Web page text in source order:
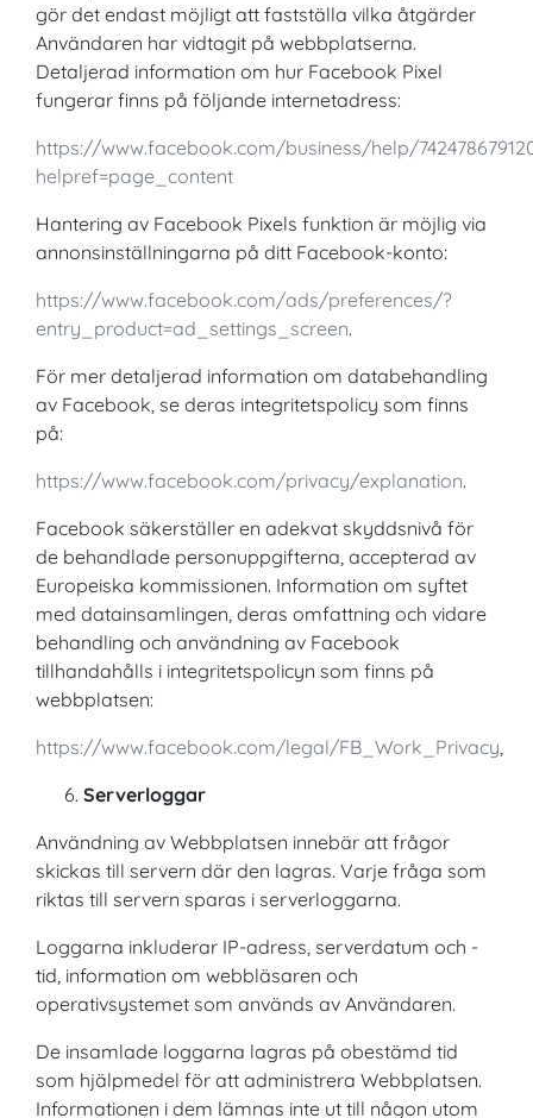
gör det endast möjligt att fastställa vilka åtgärder
Användaren har vidtagit på webbplatserna.
Detaljerad information om hur Facebook Pixel
fungerar finns på följande internetadress:
https://www.facebook.com/business/help/
helpref=page_content
Hantering av Facebook Pixels funktion är möjlig via
annonsinställningarna på ditt Facebook-konto:
https://www.facebook.com/ads/preferences/?
entry_product=ad_settings_screen.
För mer detaljerad information om databehandling
av Facebook, se deras integritetspolicy som finns
på:
https://www.facebook.com/privacy/explanation.
Facebook säkerställer en adekvat skyddsnivå för
de behandlade personuppgifterna, accepterad av
Europeiska kommissionen. Information om syftet
med datainsamlingen, deras omfattning och vidare
behandling och användning av Facebook
tillhandahålls i integritetspolicyn som finns på
webbplatsen:
https://www.facebook.com/legal/FB_Work_Privacy,
Serverloggar
Användning av Webbplatsen innebär att frågor
skickas till servern där den lagras. Varje fråga som
riktas till servern sparas i serverloggarna.
Loggarna inkluderar IP-adress, serverdatum och -
tid, information om webbläsaren och
operativsystemet som används av Användaren.
De insamlade loggarna lagras på obestämd tid
som hjälpmedel för att administrera Webbplatsen.
Informationen i dem lämnas inte ut till någon utom